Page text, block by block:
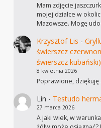
Mam zdjęcie
mojej działce w
Mazowsze. Mogę
Krzysztof Lis -
świerszcz
świerszcz kubański)
8 kwietnia 2026
Poprawione,
Lin - Testudo
27 marca 2026
A jaki wiek, w